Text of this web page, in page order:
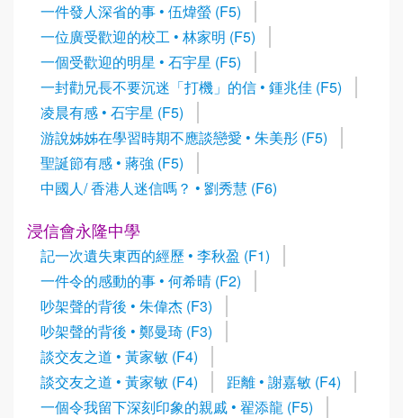
一件發人深省的事 • 伍煒螢 (F5)
一位廣受歡迎的校工 • 林家明 (F5)
一個受歡迎的明星 • 石宇星 (F5)
一封勸兄長不要沉迷「打機」的信 • 鍾兆佳 (F5)
凌晨有感 • 石宇星 (F5)
游說姊姊在學習時期不應談戀愛 • 朱美彤 (F5)
聖誕節有感 • 蔣強 (F5)
中國人/ 香港人迷信嗎？ • 劉秀慧 (F6)
浸信會永隆中學
記一次遺失東西的經歷 • 李秋盈 (F1)
一件令的感動的事 • 何希晴 (F2)
吵架聲的背後 • 朱偉杰 (F3)
吵架聲的背後 • 鄭曼琦 (F3)
談交友之道 • 黃家敏 (F4)
談交友之道 • 黃家敏 (F4)
距離 • 謝嘉敏 (F4)
一個令我留下深刻印象的親戚 • 翟添龍 (F5)